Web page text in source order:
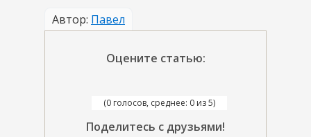
Автор: Павел
Оцените статью:
(0 голосов, среднее: 0 из 5)
Поделитесь с друзьями!